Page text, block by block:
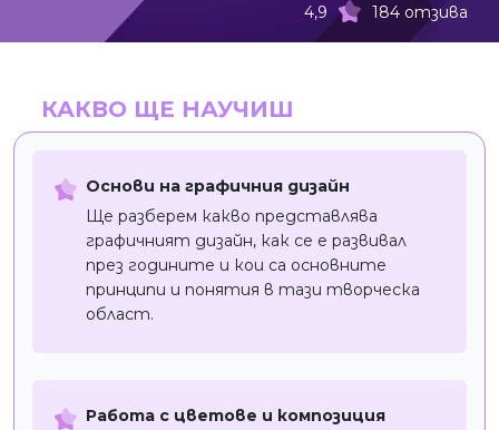
4,9
184 отзива
КАКВО ЩЕ НАУЧИШ
Основи на графичния дизайн
Ще разберем какво представлява
графичният дизайн, как се е развивал
през годините и кои са основните
принципи и понятия в тази творческа
област.
Работа с цветове и композиция